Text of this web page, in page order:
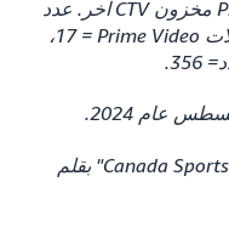
2025. قد تتضمن حملات Prime Video مخزون CTV آخر. عدد
حملات Amazon STV‏ = 18، عدد حملات Prime Video ‏= 17،
تقرير EMARKETER -‏ "Canada Sports Consumers" بقلم